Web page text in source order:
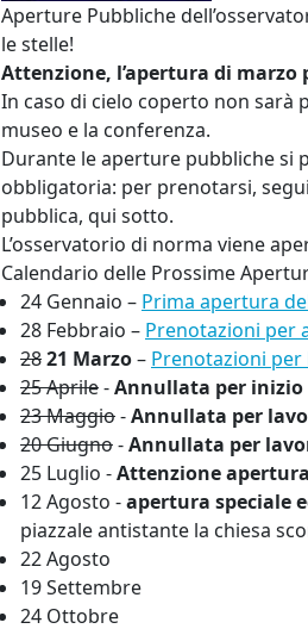
Aperture Pubbliche
le stelle!
Attenzione, l’apertura di
In caso di cielo coperto non sarà
museo e la conferenza.
Durante le aperture pubbliche si
obbligatoria: per prenotarsi,
pubblica, qui sotto.
L’osservatorio di norma viene
Calendario delle Prossime
24 Gennaio – Prima apertura
28 Febbraio – Prenotazioni per
2821 Marzo– Prenotazioni per
25 Aprile-Annullata per
23 Maggio-Annullata per
20 Giugno-Annullata per
25 Luglio -Attenzione apertura
12 Agosto -apertura speciale
piazzale antistante la chiesa
22 Agosto
19 Settembre
24 Ottobre